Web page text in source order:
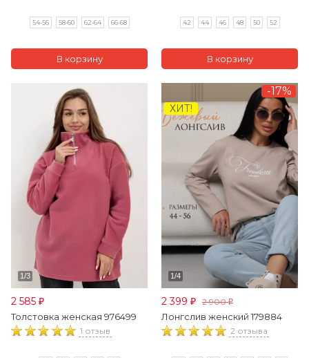
54-56 58-60 62-64 66-68 42 44 46 48 50 52
2 585 ₽
Толстовка женская 976499
1 отзыв
ХИТ!
-17%
2 399 ₽ 2 900₽
Лонгслив женский 179884
2 отзыва